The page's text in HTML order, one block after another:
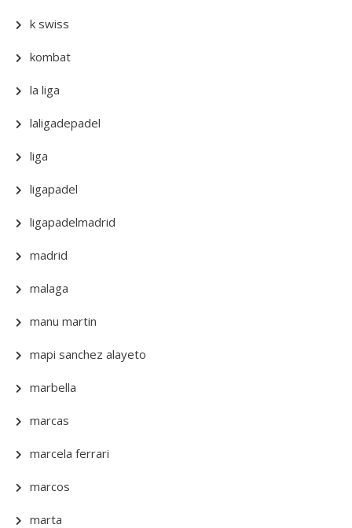
k swiss
kombat
la liga
laligadepadel
liga
ligapadel
ligapadelmadrid
madrid
malaga
manu martin
mapi sanchez alayeto
marbella
marcas
marcela ferrari
marcos
marta